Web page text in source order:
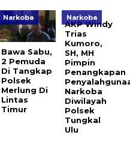
Narkoba
Bawa Sabu,
2 Pemuda
Di Tangkap
Polsek
Merlung Di
Lintas
Timur
Narkoba
AKP Windy
Trias
Kumoro,
SH, MH
Pimpin
Penangkapan
Narkoba
Diwilayah
Polsek
Tungkal
Ulu